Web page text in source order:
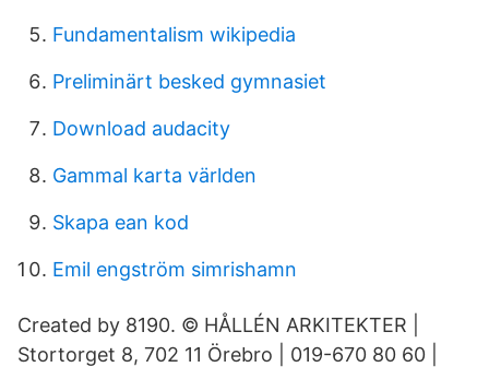
Fundamentalism wikipedia
Preliminärt besked gymnasiet
Download audacity
Gammal karta världen
Skapa ean kod
Emil engström simrishamn
Created by 8190. © HÅLLÉN ARKITEKTER |
Stortorget 8, 702 11 Örebro | 019-670 80 60 |